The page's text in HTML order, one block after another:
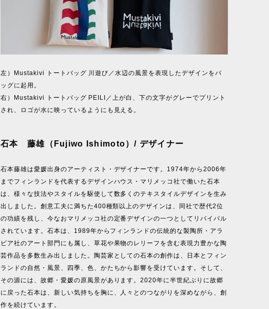
左）Mustakivi トートバッグ 川遊び／水辺の風景を表現したデザインをバ
ッグに起用。
右）Mustakivi トートバッグ PEILI／上が白、下の文字がグレーでプリント
され、ロゴが水に映っているようにも見える。
石本 藤雄（Fujiwo Ishimoto）/ デザイナー
石本藤雄は愛媛出身のアーティスト・デザイナーです。1974年から2006年
までフィンランドを代表するデザインハウス・マリメッコ社で働いた石本
は、様々な技法やスタイルを駆使して数多くのテキスタイルデザインを生み
出しました。創意工夫に満ちた400種類以上のデザインは、同社で歴代2位
の功績を残し、今なおマリメッコ社の定番デザインの一つとしてリバイバル
されています。石本は、1989年からフィンランドの伝統的な製陶所・アラ
ビア社のアート部門にも属し、草花や果物のレリーフを含む表現力豊かな陶
芸作品を多数生み出しました。陶芸家としての石本の創作は、日本とフィン
ランドの自然・風景、四季、色、かたちから影響を受けています。そして、
その源には、故郷・愛媛の原風景があります。2020年に半世紀ぶりに故郷
に戻った石本は、新しい気持ちを胸に、人々とのつながりを深めながら、創
作を続けています。